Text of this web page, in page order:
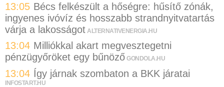
13:05 Bécs felkészült a hőségre: hűsítő zónák,
ingyenes ivóvíz és hosszabb strandnyitvatartás
várja a lakosságot ALTERNATIVENERGIA.HU
13:04 Milliókkal akart megvesztegetni
pénzügyőröket egy bűnöző GONDOLA.HU
13:04 Így járnak szombaton a BKK járatai
INFOSTART.HU